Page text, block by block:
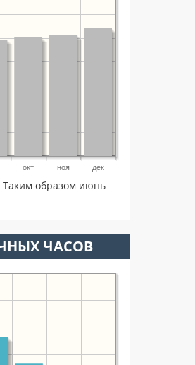
окт ноя дек
Таким образом июнь
ЧАСОВ